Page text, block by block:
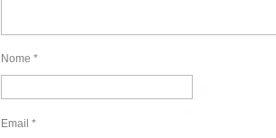
Nome *
Email *